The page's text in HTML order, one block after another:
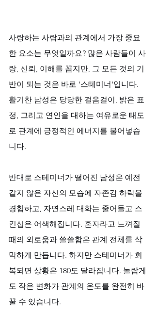
사랑하는 사람과의 관계에서 가장 중요
한 요소는 무엇일까요? 많은 사람들이 사
랑, 신뢰, 이해를 꼽지만, 그 모든 것의 기
반이 되는 것은 바로 '스테미너'입니다.
활기찬 남성은 당당한 걸음걸이, 밝은 표
정, 그리고 연인을 대하는 여유로운 태도
로 관계에 긍정적인 에너지를 불어넣습
니다.
반대로 스테미너가 떨어진 남성은 예전
같지 않은 자신의 모습에 자존감 하락을
경험하고, 자연스레 대화는 줄어들고 스
킨십은 어색해집니다. 혼자라고 느껴질
때의 외로움과 쓸쓸함은 관계 전체를 삭
막하게 만듭니다. 하지만 스테미너가 회
복되면 상황은 180도 달라집니다. 놀랍게
도 작은 변화가 관계의 온도를 완전히 바
꿀 수 있습니다.